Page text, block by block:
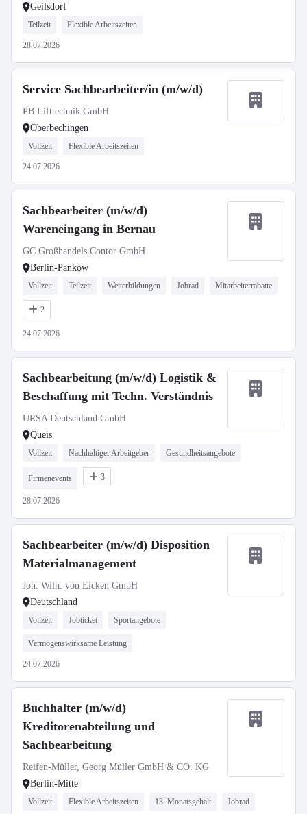
Geilsdorf
Teilzeit Flexible Arbeitszeiten
28.07.2026
Service Sachbearbeiter/in (m/w/d)
PB Lifttechnik GmbH
Oberbechingen
Vollzeit Flexible Arbeitszeiten
24.07.2026
Sachbearbeiter (m/w/d)
Wareneingang in Bernau
GC Großhandels Contor GmbH
Berlin-Pankow
Vollzeit Teilzeit Weiterbildungen Jobrad Mitarbeiterrabatte
2
24.07.2026
Sachbearbeitung (m/w/d) Logistik &
Beschaffung mit Techn. Verständnis
URSA Deutschland GmbH
Queis
Vollzeit Nachhaltiger Arbeitgeber Gesundheitsangebote
Firmenevents 3
28.07.2026
Sachbearbeiter (m/w/d) Disposition
Materialmanagement
Joh. Wilh. von Eicken GmbH
Deutschland
Vollzeit Jobticket Sportangebote
Vermögenswirksame Leistung
24.07.2026
Buchhalter (m/w/d)
Kreditorenabteilung und
Sachbearbeitung
Reifen-Müller, Georg Müller GmbH & CO. KG
Berlin-Mitte
Vollzeit Flexible Arbeitszeiten 13. Monatsgehalt Jobrad